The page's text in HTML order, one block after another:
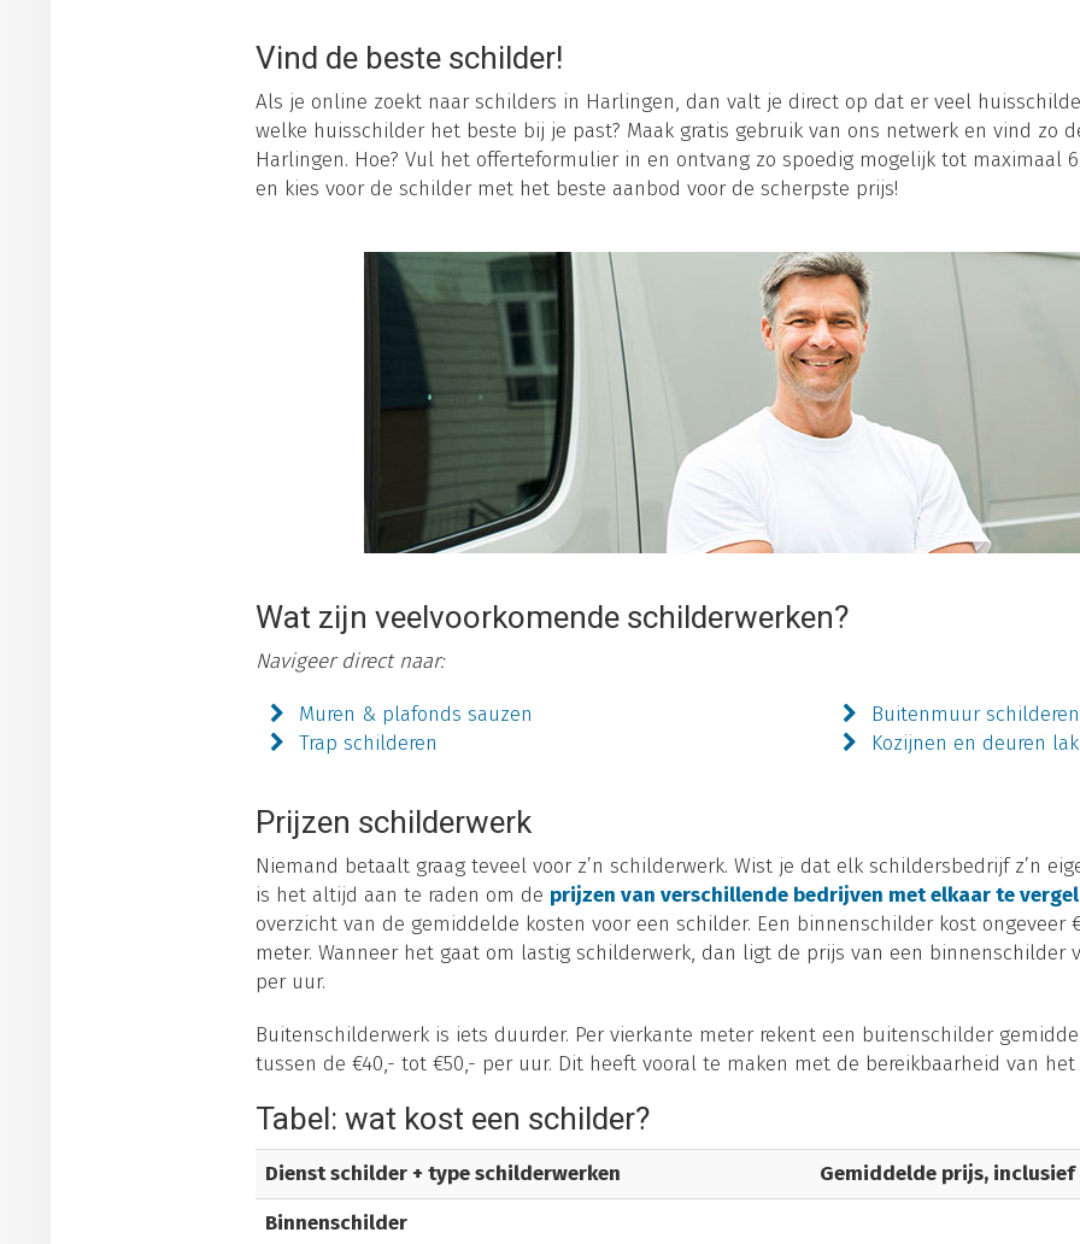
Vind de beste schilder!
Als je online zoekt naar schilders in Harlingen, dan valt je direct op dat er veel
welke huisschilder het beste bij je past? Maak gratis gebruik van ons netwerk en vind zo
Harlingen. Hoe? Vul het offerteformulier in en ontvang zo spoedig mogelijk tot maximaal
en kies voor de schilder met het beste aanbod voor de scherpste prijs!
Wat zijn veelvoorkomende schilderwerken?
Navigeer direct naar:
Muren & plafonds sauzen
Trap schilderen
Buitenmuur schilderen
Kozijnen en deuren
Prijzen schilderwerk
Niemand betaalt graag teveel voor z’n schilderwerk. Wist je dat elk schildersbedrijf z’n
is het altijd aan te raden om de prijzen van verschillende bedrijven met elkaar te
overzicht van de gemiddelde kosten voor een schilder. Een binnenschilder kost ongeveer
meter. Wanneer het gaat om lastig schilderwerk, dan ligt de prijs van een binnenschilder
per uur.
Buitenschilderwerk is iets duurder. Per vierkante meter rekent een buitenschilder
tussen de €40,- tot €50,- per uur. Dit heeft vooral te maken met de bereikbaarheid van het
Tabel: wat kost een schilder?
Dienst schilder + type schilderwerken
Gemiddelde prijs,
Binnenschilder